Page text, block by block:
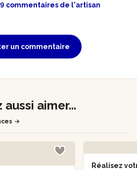
commentaires de l'artisan
un commentaire
aimer...
Réalisez